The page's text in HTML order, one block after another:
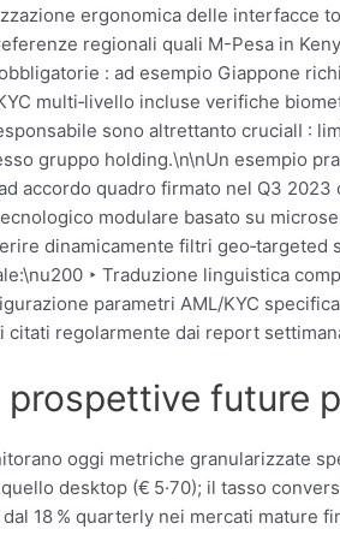
ergonomica delle interfacce
regionali quali M-Pesa in
: ad esempio Giappone
multi‑livello incluse verifiche
sono altrettanto crucial­I :
gruppo holding.\n\nUn esempio
accordo quadro firmato nel Q3
modulare basato su
dinamicamente filtri
‣ Traduzione linguistica
parametri AML/KYC
regolarmente dai report
prospettive future
oggi metriche granularizzate
desktop (€ 5·70); il tasso
​18 % quarterly nei mercati